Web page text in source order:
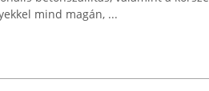
mind magán, ...